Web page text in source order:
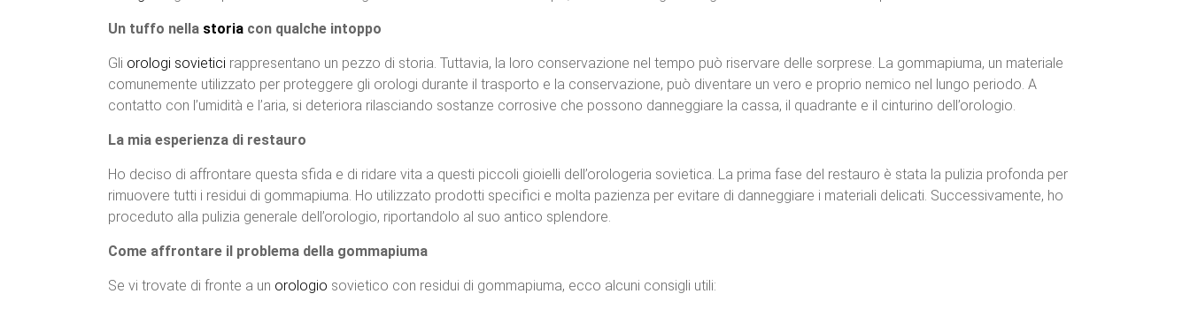
Un tuffo nella storia con qualche intoppo
Gli orologi sovietici rappresentano un pezzo di storia. Tuttavia, la loro conservazione nel tempo può riservare delle sorprese. La gommapiuma, un materiale
comunemente utilizzato per proteggere gli orologi durante il trasporto e la conservazione, può diventare un vero e proprio nemico nel lungo periodo. A
contatto con l’umidità e l’aria, si deteriora rilasciando sostanze corrosive che possono danneggiare la cassa, il quadrante e il cinturino dell’orologio.
La mia esperienza di restauro
Ho deciso di affrontare questa sfida e di ridare vita a questi piccoli gioielli dell’orologeria sovietica. La prima fase del restauro è stata la pulizia profonda per
rimuovere tutti i residui di gommapiuma. Ho utilizzato prodotti specifici e molta pazienza per evitare di danneggiare i materiali delicati. Successivamente, ho
proceduto alla pulizia generale dell’orologio, riportandolo al suo antico splendore.
Come affrontare il problema della gommapiuma
Se vi trovate di fronte a un orologio sovietico con residui di gommapiuma, ecco alcuni consigli utili: